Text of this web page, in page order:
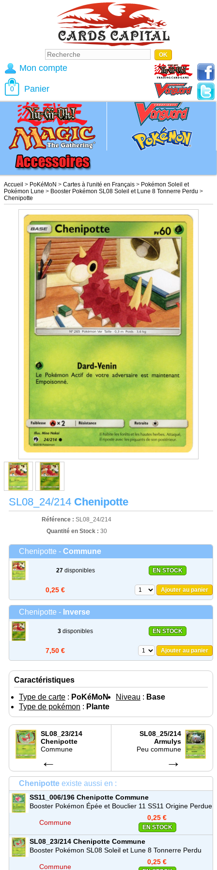
Accueil > PoKéMoN > Cartes à l'unité en Français > Pokémon Soleil et
Pokémon Lune > Booster Pokémon SL08 Soleil et Lune 8 Tonnerre Perdu >
Chenipotte
SL08_24/214 Chenipotte
Référence : SL08_24/214
Quantité en Stock : 30
Chenipotte - Commune
27disponibles EN STOCK
0,25 € Ajouter au panier
Chenipotte - Inverse
3 disponibles EN STOCK
7,50 € Ajouter au panier
Caractéristiques
Type de carte : PoKéMoN Niveau : Base
Type de pokémon : Plante
SL08_23/214
Chenipotte
Commune
←
SL08_25/214
Armulys
Peu commune
→
Chenipotte existe aussi en :
SS11_006/196 Chenipotte Commune
Booster Pokémon Épée et Bouclier 11 SS11 Origine Perdue
Commune
0,25 €
EN STOCK
SL08_23/214 Chenipotte Commune
Booster Pokémon SL08 Soleil et Lune 8 Tonnerre Perdu
Commune
0,25 €
Mon compte
0 Panier